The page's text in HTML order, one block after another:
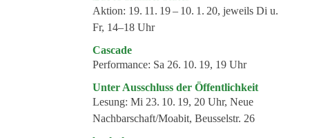
Ausstellungen
Schlagwörter
Künstler*innen
Aktion: 19. 11. 19 – 10. 1. 20, jeweils Di u.
Fr, 14–18 Uhr
Cascade
Performance: Sa 26. 10. 19, 19 Uhr
Unter Ausschluss der Öffentlichkeit
Lesung:Mi 23. 10. 19, 20 Uhr, Neue
Nachbarschaft/Moabit, Beusselstr. 26